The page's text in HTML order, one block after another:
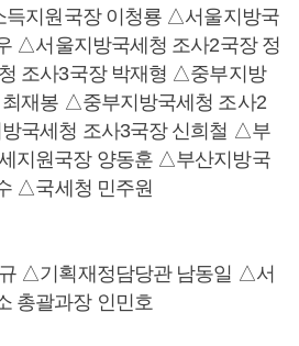
지원국장 이청룡 △서울지방국
△서울지방국세청 조사2국장 정
조사3국장 박재형 △중부지방
재봉 △중부지방국세청 조사2
국세청 조사3국장 신희철 △부
지원국장 양동훈 △부산지방국
△국세청 민주원
△기획재정담당관 남동일 △서
총괄과장 인민호